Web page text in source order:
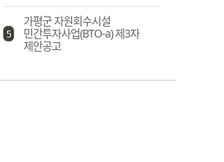
5
가평군 자원회수시설
민간투자사업(BTO-a) 제3자
제안공고